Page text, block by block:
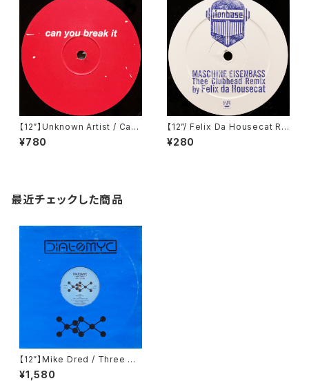
【12”】Unknown Artist / Can
You Break It (LTD 004)
¥780
【12”/ Felix Da Housecat Re
mix】Ironbase / Maschine E
isenbass (Club Culture)
¥280
最近チェックした商品
【12”】Mike Dred / Three Qu
arks (Diatomyc) (DT 009)
¥1,580